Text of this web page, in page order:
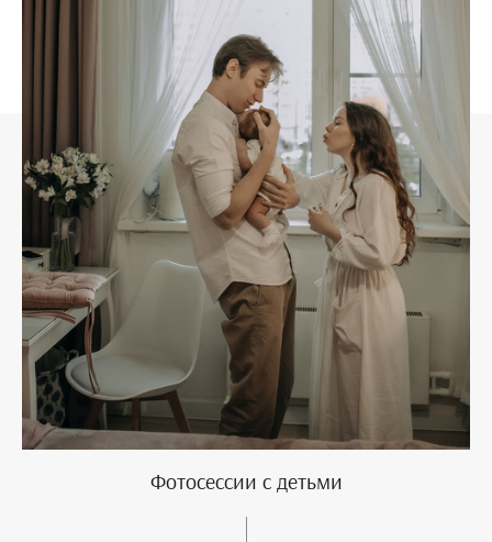
Фотосессии с детьми